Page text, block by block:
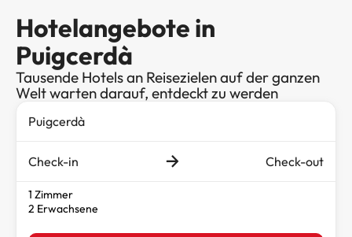
Hotelangebote in
Puigcerdà
Tausende Hotels an Reisezielen auf der ganzen
Welt warten darauf, entdeckt zu werden
Check-in Check-out
1 Zimmer
2 Erwachsene